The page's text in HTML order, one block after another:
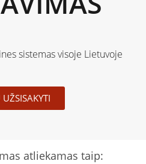
sistemas visoje Lietuvoje
atliekamas taip: